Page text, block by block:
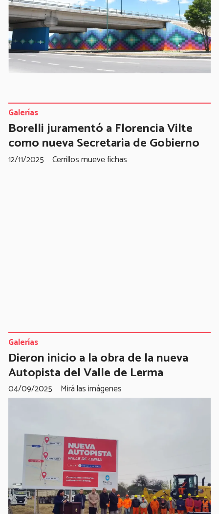
Borelli juramentó a Florencia Vilte
como nueva Secretaria de Gobierno
Cerrillos mueve fichas
Galerías
12/11/2025
Dieron inicio a la obra de la nueva
Autopista del Valle de Lerma
Mirá las imágenes
Galerías
04/09/2025